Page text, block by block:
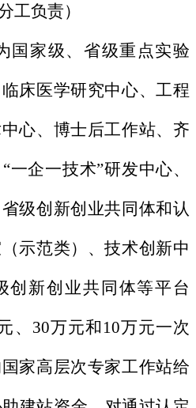
工负责）
国家级、省级重点实验
床医学研究中心、工程
心、博士后工作站、齐
企一技术”研发中心、
级创新创业共同体和认
示范类）、技术创新中
创新创业共同体等平台
、30万元和10万元一次
家高层次专家工作站给